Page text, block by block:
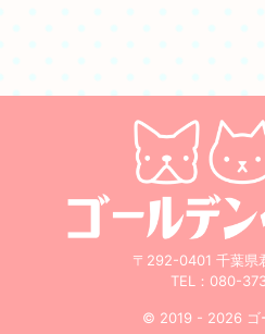
〒292-0401 千葉県
TEL： 080-
© 2019 - 2026 ゴ